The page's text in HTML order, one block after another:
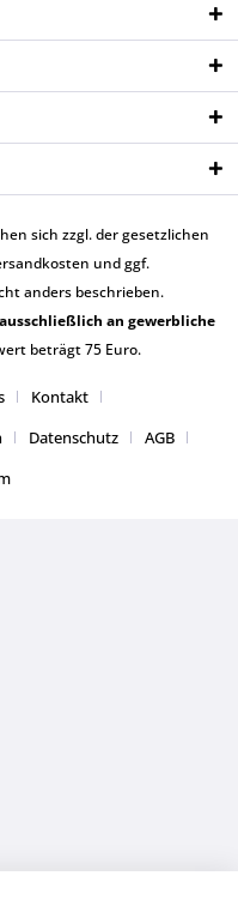
sich zzgl. der gesetzlichen
und ggf.
anders beschrieben.
an gewerbliche
beträgt 75 Euro.
Kontakt
Datenschutz
AGB